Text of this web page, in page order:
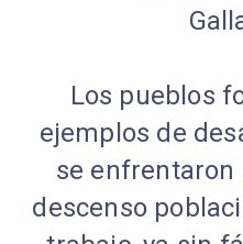
Los pueblos
ejemplos de
se
descenso